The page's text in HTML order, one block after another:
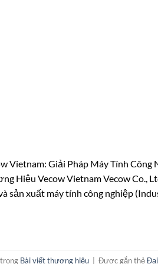
Vietnam: Giải Pháp Máy Tính
Hiệu Vecow Vietnam Vecow Co.,
sản xuất máy tính công nghiệp
Bài viết thương hiệu Được gắn thẻ